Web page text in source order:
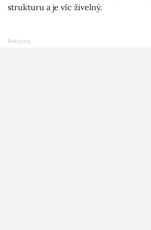
strukturu a je víc živelný.